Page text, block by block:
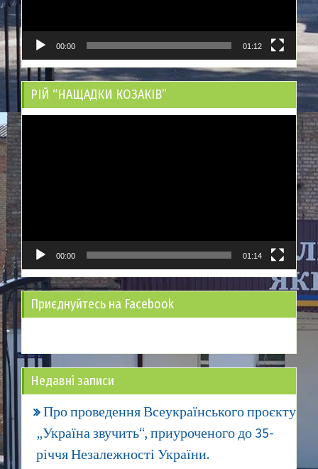
00:00 01:12
РІЙ “НАЩАДКИ КОЗАКІВ”
00:00 01:14
Приєднуйтесь на Facebook
Недавні записи
Про проведення Всеукраїнського проєкту
„Україна звучить“, приуроченого до 35-
річчя Незалежності України.